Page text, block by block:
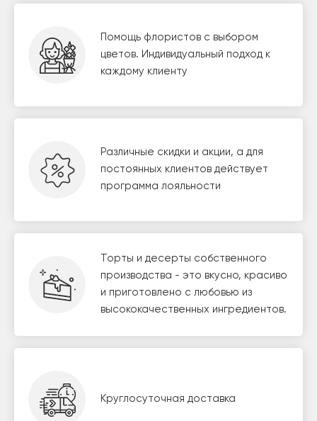
Помощь флористов с выбором
цветов. Индивидуальный подход к
каждому клиенту
Различные скидки и акции, а для
постоянных клиентов действует
программа лояльности
Торты и десерты собственного
производства - это вкусно, красиво
и приготовлено с любовью из
высококачественных ингредиентов.
Круглосуточная доставка